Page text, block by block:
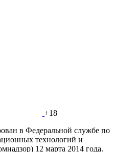
+18
в Федеральной службе по
технологий и
12 марта 2014 года.